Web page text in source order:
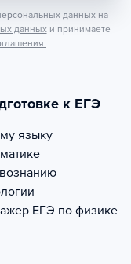
данных на
данных и принимаете
к ЕГЭ
языку
ЕГЭ по физике